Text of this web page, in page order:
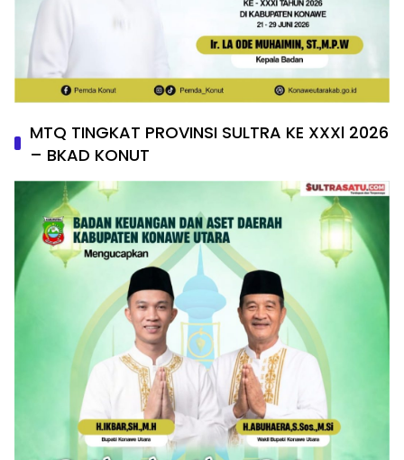
MTQ TINGKAT PROVINSI SULTRA KE XXXl 2026
– BKAD KONUT